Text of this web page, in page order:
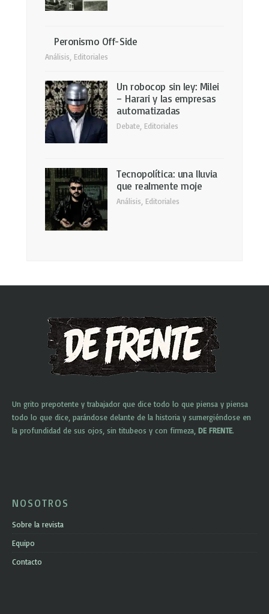
Peronismo Off-Side
Análisis Editoriales
Un robocop sin ley: Milei
– Harari y las empresas
automatizadas
Debate Editoriales
Tecnopolítica: una lluvia
que realmente moje
Análisis Editoriales
Un grito prepotente y trabajador que dice todo lo que piensa y piensa
todo lo que dice, parándose delante de la historia y sumergiéndose en
la profundidad de sus ojos, sin titubeos y con firmeza, DE FRENTE.
NOSOTROS
Sobre la revista
Equipo
Contacto